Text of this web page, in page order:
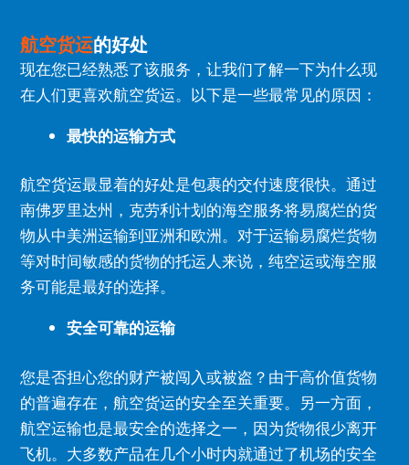
航空货运的好处
现在您已经熟悉了该服务，让我们了解一下为什么现
在人们更喜欢航空货运。 以下是一些最常见的原因：
最快的运输方式
航空货运最显着的好处是包裹的交付速度很快。通过
南佛罗里达州，克劳利计划的海空服务将易腐烂的货
物从中美洲运输到亚洲和欧洲。对于运输易腐烂货物
等对时间敏感的货物的托运人来说，纯空运或海空服
务可能是最好的选择。
安全可靠的运输
您是否担心您的财产被闯入或被盗？ 由于高价值货物
的普遍存在，航空货运的安全至关重要。 另一方面，
航空运输也是最安全的选择之一，因为货物很少离开
飞机。 大多数产品在几个小时内就通过了机场的安全